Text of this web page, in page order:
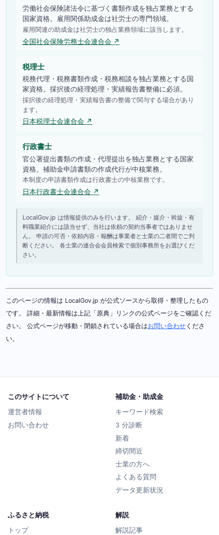
労働社会保険諸法令に基づく書類作成を独占業務とする
国家資格。雇用関係助成金は社労士の専門領域。
雇用関連の助成金は社労士の独占業務領域に該当します。
全国社会保険労務士会連合会 ↗
税理士
税務代理・税務書類作成・税務相談を独占業務とする国
家資格。採択後の経理処理・実績報告書整備に必須。
採択後の経理処理・実績報告書の整備で関与する場合があり
ます。
日本税理士会連合会 ↗
行政書士
官公署提出書類の作成・代理提出を独占業務とする国家
資格。補助金申請書類の作成代行が中核業務。
本制度の申請書類作成は行政書士の中核業務です。
日本行政書士会連合会 ↗
LocalGov.jp は情報提供のみを行います。 紹介・媒介・斡旋・有
料職業紹介には該当せず、当社は依頼の契約当事者ではありませ
ん。 申請の可否・依頼内容・報酬は事業者と士業の二者間でご判
断ください。 各士業の連合会会員検索で個別事務所をお選びくだ
さい。
このページの情報は LocalGov.jp が公式ソースから取得・整理したもの
です。 詳細・最新情報は上記「原典」リンクの公式ページをご確認くだ
さい。 公式ページが移動・閉鎖されている場合はお問い合わせ くださ
い。
このサイトについて
運営者情報
お問い合わせ
補助金・助成金
キーワード検索
3 分診断
新着
締切間近
士業の方へ
よくある質問
データ更新状況
ふるさと納税
トップ
解説
解説記事